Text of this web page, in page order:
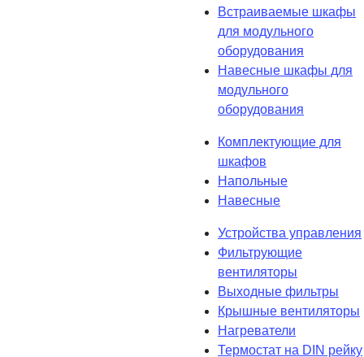
Встраиваемые шкафы
для модульного
оборудования
Навесные шкафы для
модульного
оборудования
Комплектующие для
шкафов
Напольные
Навесные
Устройства управления
Фильтрующие
вентиляторы
Выходные фильтры
Крышные вентиляторы
Нагреватели
Термостат на DIN рейку